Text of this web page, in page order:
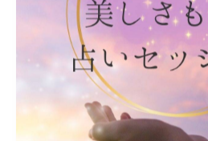
☆あなたの隠れた才能がわかる
☆ピンチを避ける方法がわかる
☆未来の幸運を引き寄せる
手相について発信しています🖐️✨